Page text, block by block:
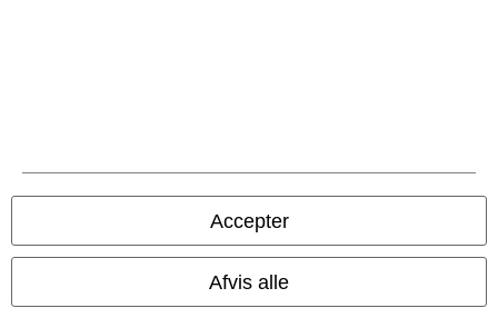
Accepter
Afvis alle
Alle priser er inkl. moms. Oplyst leveringstid er et estimat og ikke
garanteret.
© 1986-2026 E.M.P. Merchandising HGmbH